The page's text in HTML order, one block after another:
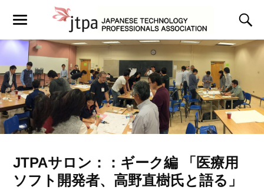
JTPAサロン：：ギーク編 「医療用
ソフト開発者、高野直樹氏と語る」